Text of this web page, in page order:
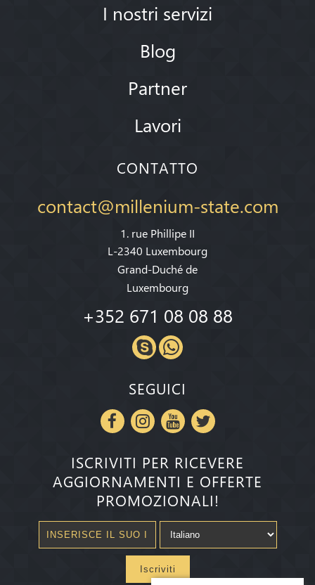
I nostri servizi
Blog
Partner
Lavori
CONTATTO
contact@millenium-state.com
1. rue Phillipe II
L-2340 Luxembourg
Grand-Duché de
Luxembourg
+352 671 08 08 88
SEGUICI
ISCRIVITI PER RICEVERE
AGGIORNAMENTI E OFFERTE
PROMOZIONALI!
Iscriviti